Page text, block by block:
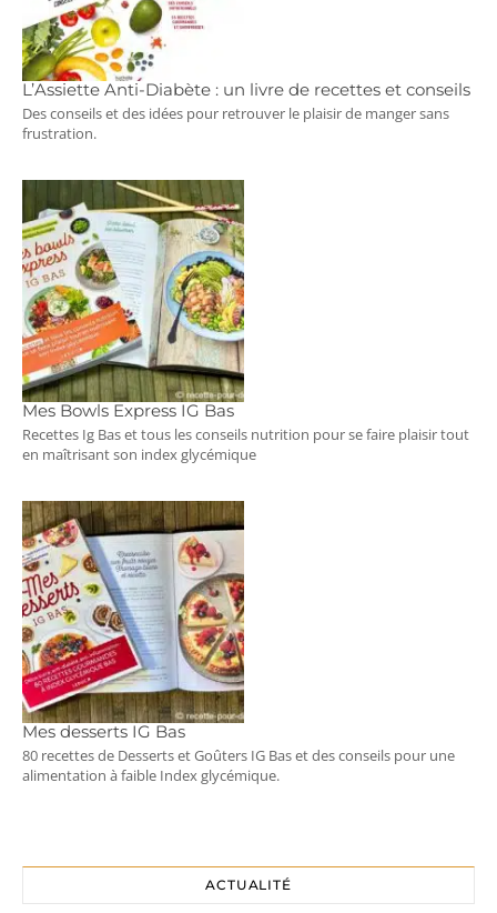
L’Assiette Anti-Diabète : un livre de recettes et conseils
Des conseils et des idées pour retrouver le plaisir de manger sans
frustration.
Mes Bowls Express IG Bas
Recettes Ig Bas et tous les conseils nutrition pour se faire plaisir tout
en maîtrisant son index glycémique
Mes desserts IG Bas
80 recettes de Desserts et Goûters IG Bas et des conseils pour une
alimentation à faible Index glycémique.
ACTUALITÉ